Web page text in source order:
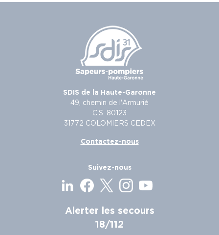
SDIS de la Haute-Garonne
49, chemin de l'Armurié
C.S. 80123
31772 COLOMIERS CEDEX
Contactez-nous
Suivez-nous
Alerter les secours
18/112